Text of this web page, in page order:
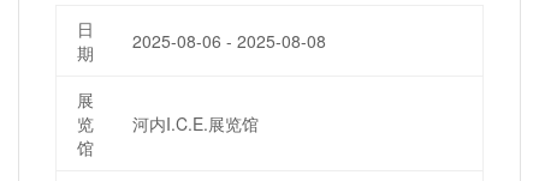
日
期
2025-08-06 - 2025-08-08
展
览
馆
河内I.C.E.展览馆